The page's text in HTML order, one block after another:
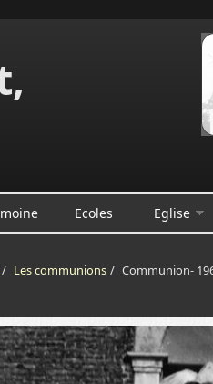
Ecoles Eglise
/ Les communions / Communion-